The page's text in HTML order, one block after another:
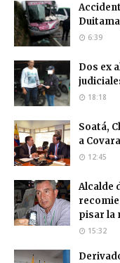
6:39
Dos ex
18:18
Soatá,
a
12:45
Alcalde
pisar la
15:32